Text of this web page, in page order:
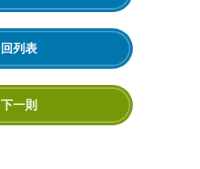
回列表
下一則